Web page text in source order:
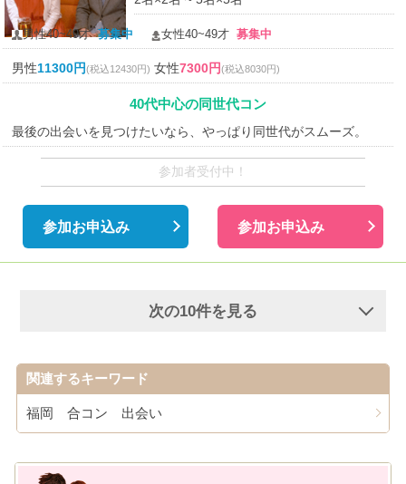
男性40~49才募集中 女性40~49才募集中
男性11300円(税込12430円) 女性7300円(税込8030円)
40代中心の同世代コン
最後の出会いを見つけたいなら、やっぱり同世代がスムーズ。
参加者受付中！
参加お申込み 参加お申込み
次の10件を見る
関連するキーワード
福岡 合コン 出会い